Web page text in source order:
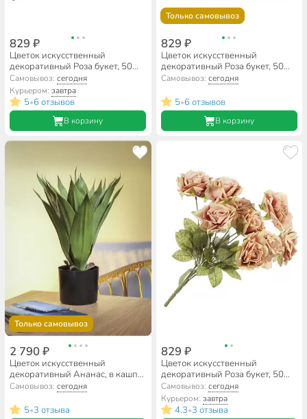
829 ₽
Цветок искусственный
декоративный Роза букет, 50
см, белый, Y4-7908
Самовывоз:сегодня
Курьером:завтра
5•6 отзывов
В корзину
Только самовывоз
829 ₽
Цветок искусственный
декоративный Роза букет, 50
см, розовый, Y4-7909
Самовывоз: сегодня
5•6 отзывов
В корзину
Только самовывоз
2 790 ₽
Цветок искусственный
декоративный Ананас, в кашпо,
45 см, Y4-8799
Самовывоз:сегодня
5•3 отзыва
829 ₽
Цветок искусственный
декоративный Роза букет, 50
см, персиковый, Y4-7907
Самовывоз: сегодня
Курьером: завтра
4.3•3 отзыва